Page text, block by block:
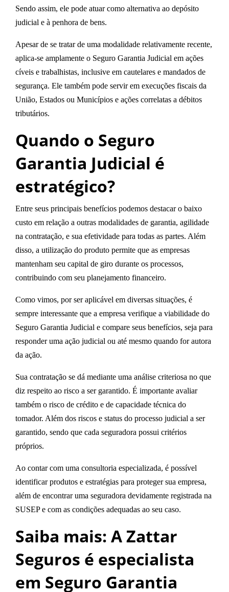
Sendo assim, ele pode atuar como alternativa ao depósito
judicial e à penhora de bens.
Apesar de se tratar de uma modalidade relativamente recente,
aplica-se amplamente o Seguro Garantia Judicial em ações
cíveis e trabalhistas, inclusive em cautelares e mandados de
segurança. Ele também pode servir em execuções fiscais da
União, Estados ou Municípios e ações correlatas a débitos
tributários.
Quando o Seguro
Garantia Judicial é
estratégico?
Entre seus principais benefícios podemos destacar o baixo
custo em relação a outras modalidades de garantia, agilidade
na contratação, e sua efetividade para todas as partes. Além
disso, a utilização do produto permite que as empresas
mantenham seu capital de giro durante os processos,
contribuindo com seu planejamento financeiro.
Como vimos, por ser aplicável em diversas situações, é
sempre interessante que a empresa verifique a viabilidade do
Seguro Garantia Judicial e compare seus benefícios, seja para
responder uma ação judicial ou até mesmo quando for autora
da ação.
Sua contratação se dá mediante uma análise criteriosa no que
diz respeito ao risco a ser garantido. É importante avaliar
também o risco de crédito e de capacidade técnica do
tomador. Além dos riscos e status do processo judicial a ser
garantido, sendo que cada seguradora possui critérios
próprios.
Ao contar com uma consultoria especializada, é possível
identificar produtos e estratégias para proteger sua empresa,
além de encontrar uma seguradora devidamente registrada na
SUSEP e com as condições adequadas ao seu caso.
Saiba mais: A Zattar
Seguros é especialista
em Seguro Garantia